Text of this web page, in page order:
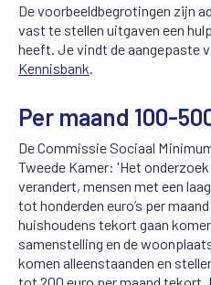
De voorbeeldbegrotingen zijn
vast te stellen uitgaven een
heeft. Je vindt de aangepaste
Kennisbank
Per maand 100-
De Commissie Sociaal
Tweede Kamer: 'Het
verandert, mensen met een
tot honderden euro’s per
huishoudens tekort gaan
samenstelling en de
komen alleenstaanden en